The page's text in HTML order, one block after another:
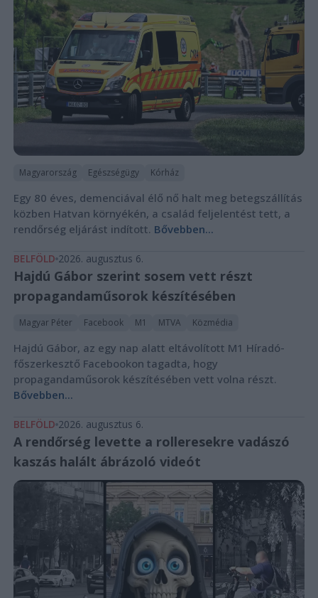
Magyarország Egészségügy Kórház
Egy 80 éves, demenciával élő nő halt meg betegszállítás
közben Hatvan környékén, a család feljelentést tett, a
rendőrség eljárást indított. Bővebben...
BELFÖLD 2026. augusztus 6.
Hajdú Gábor szerint sosem vett részt
propagandaműsorok készítésében
Magyar Péter Facebook M1 MTVA Közmédia
Hajdú Gábor, az egy nap alatt eltávolított M1 Híradó-
főszerkesztő Facebookon tagadta, hogy
propagandaműsorok készítésében vett volna részt.
Bővebben...
BELFÖLD 2026. augusztus 6.
A rendőrség levette a rolleresekre vadászó
kaszás halált ábrázoló videót